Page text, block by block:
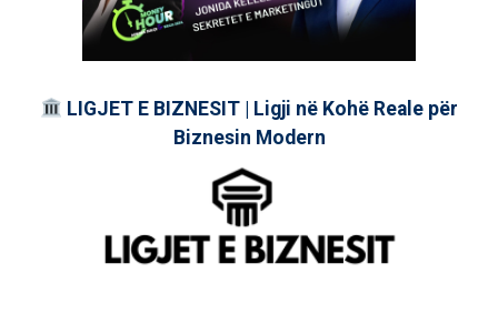
LIGJET E BIZNESIT | Ligji në Kohë Reale për
Biznesin Modern